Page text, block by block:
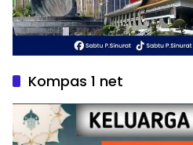
Kompas 1 net